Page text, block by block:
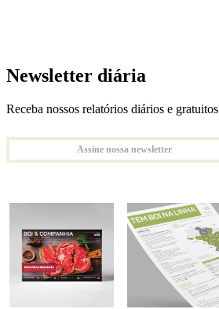
Newsletter diária
Receba nossos relatórios diários e gratuitos
Assine nossa newsletter